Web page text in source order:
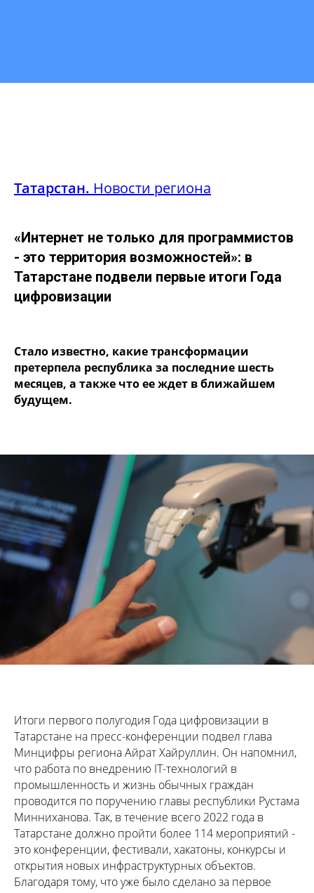
Татарстан. Новости региона
«Интернет не только для программистов
- это территория возможностей»: в
Татарстане подвели первые итоги Года
цифровизации
Стало известно, какие трансформации
претерпела республика за последние шесть
месяцев, а также что ее ждет в ближайшем
будущем.
Итоги первого полугодия Года цифровизации в
Татарстане на пресс-конференции подвел глава
Минцифры региона Айрат Хайруллин. Он напомнил,
что работа по внедрению IT-технологий в
промышленность и жизнь обычных граждан
проводится по поручению главы республики Рустама
Минниханова. Так, в течение всего 2022 года в
Татарстане должно пройти более 114 мероприятий -
это конференции, фестивали, хакатоны, конкурсы и
открытия новых инфраструктурных объектов.
Благодаря тому, что уже было сделано за первое